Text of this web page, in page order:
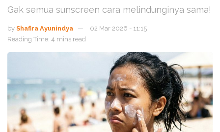
Gak semua sunscreen cara melindunginya sama!
by Shafira Ayunindya
02 Mar 2026 - 11:15
Reading Time: 4 mins read